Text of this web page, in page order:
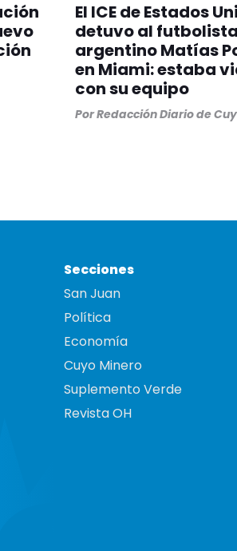
El ICE de Estados
detuvo al futbolista
argentino Matías
en Miami: estaba
con su equipo
PorRedacción Diario de
Secciones
San Juan
Política
Economía
Cuyo Minero
Suplemento Verde
Revista OH